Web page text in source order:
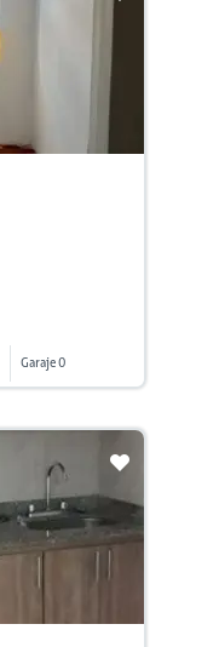
Garaje 0